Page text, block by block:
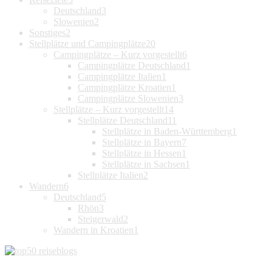
Deutschland3
Slowenien2
Sonstiges2
Stellplätze und Campingplätze20
Campingplätze – Kurz vorgestellt6
Campingplätze Deutschland 1
Campingplätze Italien 1
Campingplätze Kroatien 1
Campingplätze Slowenien3
Stellplätze – Kurz vorgestellt 14
Stellplätze Deutschland 11
Stellplätze in Baden-Württemberg 1
Stellplätze in Bayern7
Stellplätze in Hessen 1
Stellplätze in Sachsen 1
Stellplätze Italien2
Wandern6
Deutschland5
Rhön3
Steigerwald2
Wandern in Kroatien 1